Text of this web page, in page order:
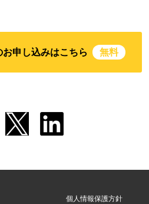
申し込みはこちら 無料
個人情報保護方針